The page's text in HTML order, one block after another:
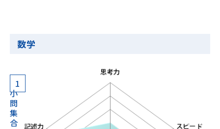
数学
1
小
問
集
合